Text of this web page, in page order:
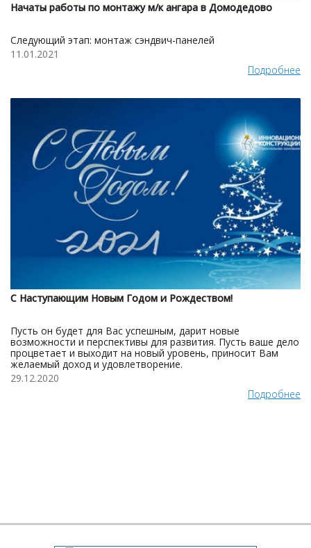
Начаты работы по монтажу м/к ангара в Домодедово
Следующий этап: монтаж сэндвич-панелей
11.01.2021
Подробнее
С Наступающим Новым Годом и Рождеством!
Пусть он будет для Вас успешным, дарит новые
возможности и перспективы для развития. Пусть ваше дело
процветает и выходит на новый уровень, приносит Вам
желаемый доход и удовлетворение.
29.12.2020
Подробнее